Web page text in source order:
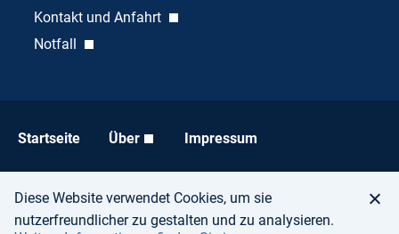
Diese Website verwendet Cookies, um sie
nutzerfreundlicher zu gestalten und zu analysieren.
Kontakt und Anfahrt
Notfall
Startseite Über Impressum